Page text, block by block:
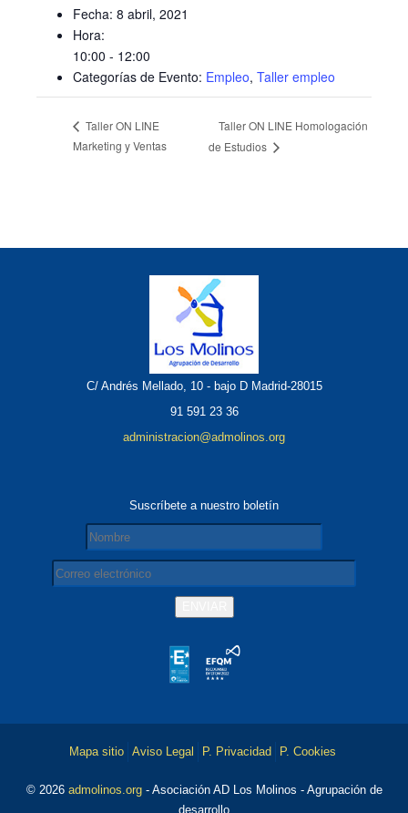
Fecha: 8 abril, 2021
Hora:
10:00 - 12:00
Categorías de Evento: Empleo, Taller empleo
Taller ON LINE
Marketing y Ventas
Taller ON LINE Homologación
de Estudios
C/ Andrés Mellado, 10 - bajo D Madrid-28015
91 591 23 36
administracion@admolinos.org
Suscríbete a nuestro boletín
Mapa sitio Aviso Legal P. Privacidad P. Cookies
© 2026 admolinos.org- Asociación AD Los Molinos - Agrupación de
desarrollo